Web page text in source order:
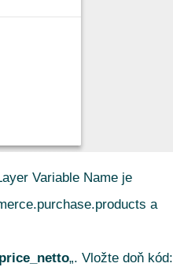
Variable Name je
a
price_netto„. Vložte doň kód: